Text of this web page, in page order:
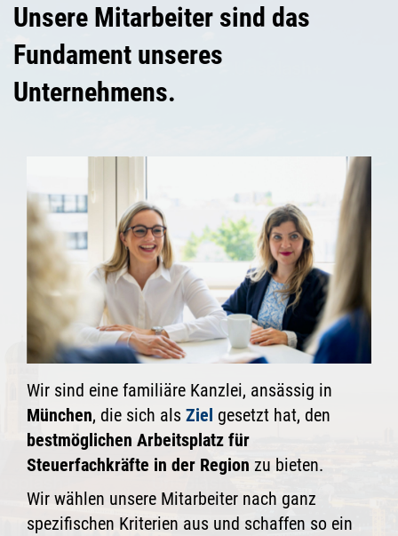
Unsere Mitarbeiter sind das
Fundament unseres
Unternehmens.
Wir sind eine familiäre Kanzlei, ansässig in
München, die sich als Ziel gesetzt hat, den
bestmöglichen Arbeitsplatz für
Steuerfachkräfte in der Region zu bieten.
Wir wählen unsere Mitarbeiter nach ganz
spezifischen Kriterien aus und schaffen so ein